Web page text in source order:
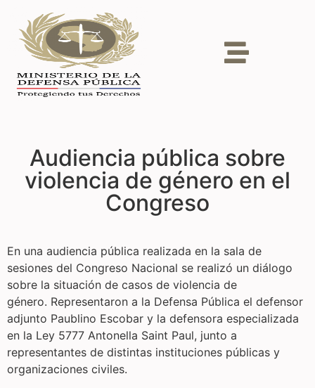
Audiencia pública sobre
violencia de género en el
Congreso
En una audiencia pública realizada en la sala de
sesiones del Congreso Nacional se realizó un diálogo
sobre la situación de casos de violencia de
género. Representaron a la Defensa Pública el defensor
adjunto Paublino Escobar y la defensora especializada
en la Ley 5777 Antonella Saint Paul, junto a
representantes de distintas instituciones públicas y
organizaciones civiles.